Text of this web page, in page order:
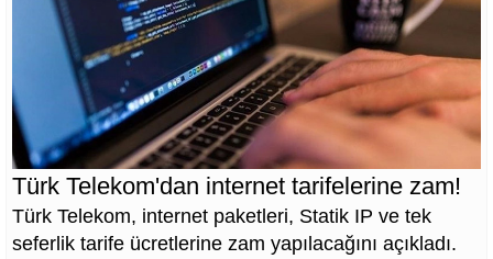
Türk Telekom'dan internet tarifelerine zam!
Türk Telekom, internet paketleri, Statik IP ve tek
seferlik tarife ücretlerine zam yapılacağını açıkladı.